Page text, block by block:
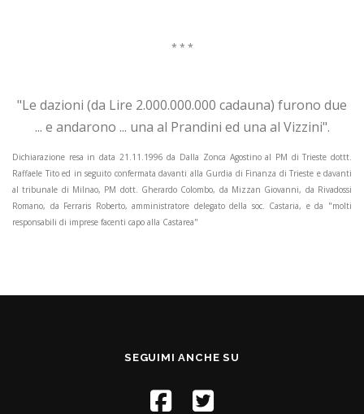
* * *
"Le dazioni (da Lire 2.000.000.000 cadauna) furono due
... e andarono ... una al Prandini ed una al Vizzini".
Dichiarazione resa in data 21.11.1996 da Dalla Zonca Agostino al PM di Trieste dottt.
Raffaele Tito ed in seguito confermata davanti alla Gurdia di Finanza di Trieste e davanti
al tribunale di Milnao, PM dott. Gherardo Colombo, da Mizzan Giovanni, da Rivadossi
Romano, da Ferraris Roberto, amministratore delegato della soc. Castaria, e da "molti
responsabili di imprese facenti capo alla Castarea"
SEGUIMI ANCHE SU